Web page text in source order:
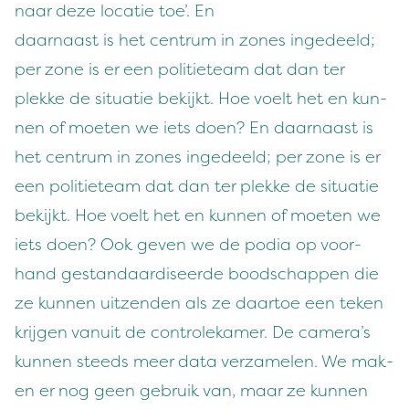
naar deze locatie toe’. En
daar­naast is het cen­trum in zones ingedeeld;
per zone is er een poli­ti­eteam dat dan ter
plekke de sit­u­atie bek­ijkt. Hoe voelt het en kun­
nen of moeten we iets doen? En daar­naast is
het cen­trum in zones ingedeeld; per zone is er
een poli­ti­eteam dat dan ter plekke de sit­u­atie
bek­ijkt. Hoe voelt het en kun­nen of moeten we
iets doen? Ook geven we de podia op voor­
hand ges­tandaardis­eerde bood­schap­pen die
ze kun­nen uitzen­den als ze daar­toe een teken
kri­j­gen vanu­it de con­trolekamer. De camera’s
kun­nen steeds meer data verza­me­len. We mak­
en er nog geen gebruik van, maar ze kun­nen